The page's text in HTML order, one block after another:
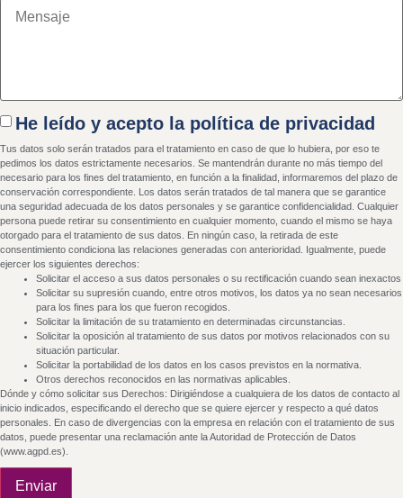
He leído y acepto la política de privacidad
Tus datos solo serán tratados para el tratamiento en caso de que lo hubiera, por eso te
pedimos los datos estrictamente necesarios. Se mantendrán durante no más tiempo del
necesario para los fines del tratamiento, en función a la finalidad, informaremos del plazo de
conservación correspondiente. Los datos serán tratados de tal manera que se garantice
una seguridad adecuada de los datos personales y se garantice confidencialidad. Cualquier
persona puede retirar su consentimiento en cualquier momento, cuando el mismo se haya
otorgado para el tratamiento de sus datos. En ningún caso, la retirada de este
consentimiento condiciona las relaciones generadas con anterioridad. Igualmente, puede
ejercer los siguientes derechos:
Solicitar el acceso a sus datos personales o su rectificación cuando sean inexactos
Solicitar su supresión cuando, entre otros motivos, los datos ya no sean necesarios
para los fines para los que fueron recogidos.
Solicitar la limitación de su tratamiento en determinadas circunstancias.
Solicitar la oposición al tratamiento de sus datos por motivos relacionados con su
situación particular.
Solicitar la portabilidad de los datos en los casos previstos en la normativa.
Otros derechos reconocidos en las normativas aplicables.
Dónde y cómo solicitar sus Derechos: Dirigiéndose a cualquiera de los datos de contacto al
inicio indicados, especificando el derecho que se quiere ejercer y respecto a qué datos
personales. En caso de divergencias con la empresa en relación con el tratamiento de sus
datos, puede presentar una reclamación ante la Autoridad de Protección de Datos
(www.agpd.es).
Enviar